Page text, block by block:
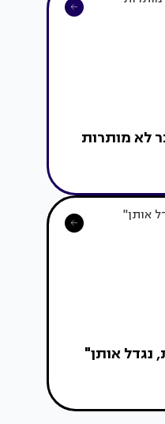
לא מותרות
נגדל אותן"